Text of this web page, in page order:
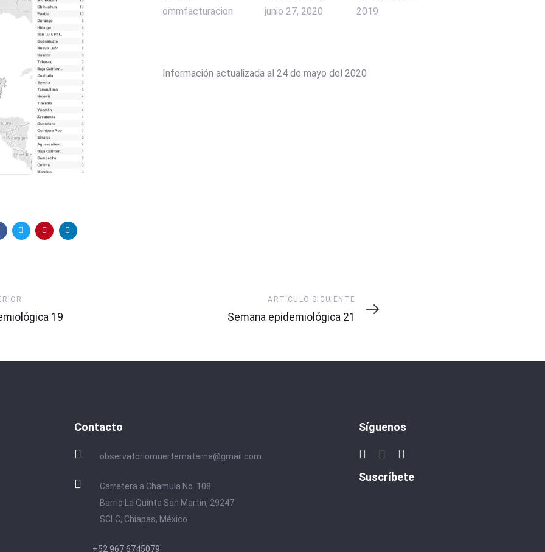
ommfacturacion junio 27, 2020 2019
Información actualizada al 24 de mayo del 2020
19
Siguiente
ARTÍCULO SIGUIENTE
Semana epidemiológica 21
Contacto
observatoriomuertematerna@gmail.com
Carretera a Chamula No. 108
Barrio La Quinta San Martín, 29247
SCLC, Chiapas, México
+52 967 6745079
Síguenos
Suscríbete